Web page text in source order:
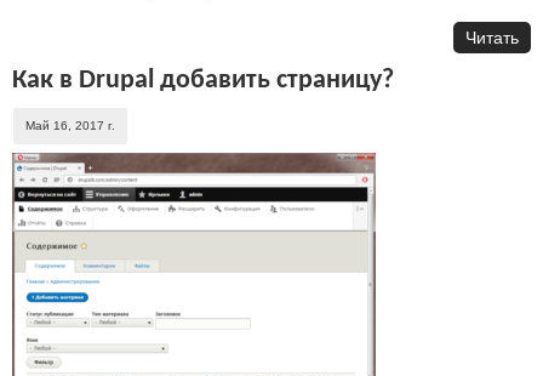
Читать
Как в Drupal добавить страницу?
Май 16, 2017 г.